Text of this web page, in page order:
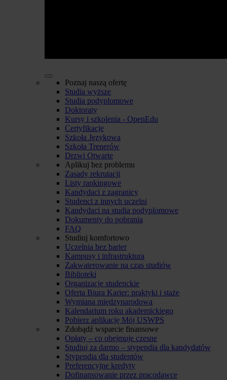
Poznaj naszą ofertę
Studia wyższe
Studia podyplomowe
Doktoraty
Kursy i szkolenia - OpenEdu
Certyfikacje
Szkoła Językowa
Szkoła Trenerów
Drzwi Otwarte
Aplikuj bez problemu
Zasady rekrutacji
Listy rankingowe
Kandydaci z zagranicy
Studenci z innych uczelni
Kandydaci na studia podyplomowe
Dokumenty do pobrania
FAQ
Studiuj komfortowo
Uczelnia bez barier
Kampusy i infrastruktura
Zakwaterowanie na czas studiów
Biblioteki
Organizacje studenckie
Oferta Biura Karier: praktyki i staże
Wymiana międzynarodowa
Kalendarium roku akademickiego
Pobierz aplikację Mój USWPS
Zdobądź wsparcie finansowe
Opłaty – co obejmuje czesne
Studiuj za darmo – stypendia dla kandydatów
Stypendia dla studentów
Preferencyjne kredyty
Dofinansowanie przez pracodawcę